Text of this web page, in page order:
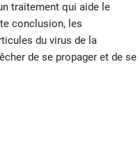
traitement qui aide le
conclusion, les
du virus de la
de se propager et de se